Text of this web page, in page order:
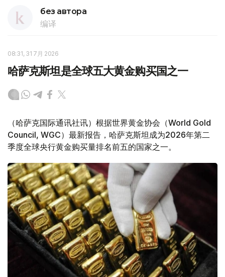
без автора
编译
08:31, 31 7月 2026
哈萨克斯坦是全球五大黄金购买国之一
（哈萨克国际通讯社讯）根据世界黄金协会（World Gold
Council, WGC）最新报告，哈萨克斯坦成为2026年第二
季度全球央行黄金购买量排名前五的国家之一。